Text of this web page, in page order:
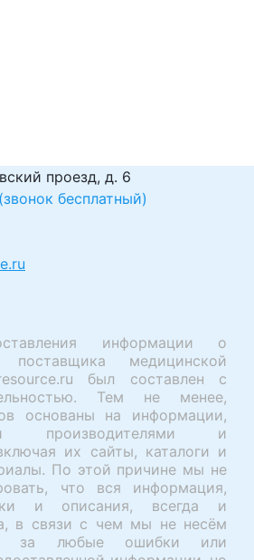
проезд, д. 6
бесплатный)
информации о
медицинской
был составлен с
Тем не менее,
основаны на информации,
производителями и
их сайты, каталоги и
По этой причине мы не
что вся информация,
и описания, всегда и
в связи с чем мы не несём
за любые ошибки или